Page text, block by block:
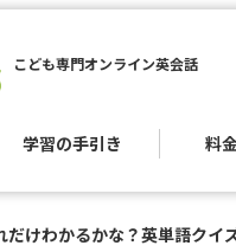
こども専門オンライン英会話
学習の手引き 料
だけわかるかな？英単語クイ